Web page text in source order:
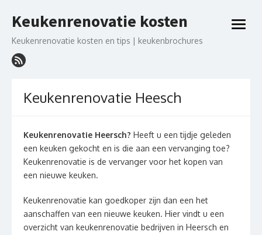
naar
inhoud
Keukenrenovatie kosten
Keukenrenovatie kosten en tips | keukenbrochures
open
Keukenrenovatie Heesch
Keukenrenovatie Heersch? Heeft u een tijdje geleden
een keuken gekocht en is die aan een vervanging toe?
Keukenrenovatie is de vervanger voor het kopen van
een nieuwe keuken.
Keukenrenovatie kan goedkoper zijn dan een het
aanschaffen van een nieuwe keuken. Hier vindt u een
overzicht van keukenrenovatie bedrijven in Heersch en